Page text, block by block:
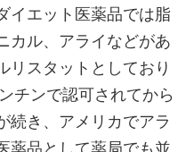
イエット医薬品では脂
カル、アライなどがあ
リスタットとしており
チンで認可されてから
続き、アメリカでアラ